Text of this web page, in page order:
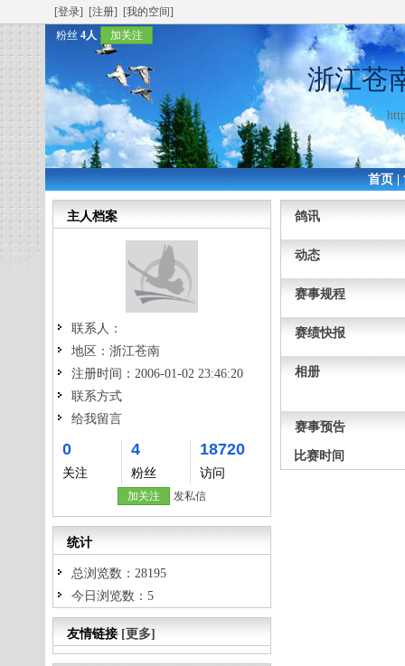
[登录] [注册]
[我的空间]
粉丝 4人 加关注
浙江苍
首页|
主人档案
联系人：
地区： 浙江苍南
注册时间： 2006-01-02 23:46:20
联系方式
给我留言
0
关注
4
粉丝
18720
访问
加关注 发私信
统计
总浏览数：28195
今日浏览数：5
友情链接 [更多]
鸽讯
动态
赛事规程
赛绩快报
相册
赛事预告
比赛时间